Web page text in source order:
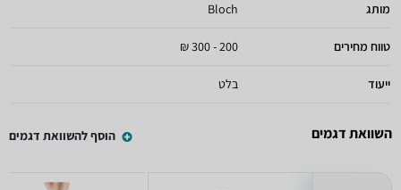
מותג Bloch
טווח מחירים 200 - 300 ₪
ייעוד בלט
השוואת דגמים הוסף להשוואת דגמים